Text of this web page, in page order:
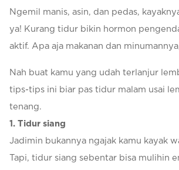
Ngemil manis, asin, dan pedas,
ya! Kurang tidur bikin hormon
aktif. Apa aja makanan dan
Nah buat kamu yang udah terlanjur
tips-tips ini biar pas tidur malam usai
tenang.
1. Tidur siang
Jadimin bukannya ngajak kamu kayak
Tapi, tidur siang sebentar bisa mulihin